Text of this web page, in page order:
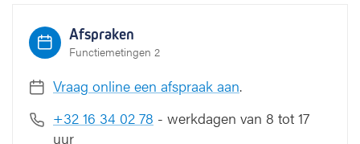
e
e
c
h
o
a
Afspraken
Functiemetingen 2
Vraag online een afspraak aan.
+32 16 34 02 78 - werkdagen van 8 tot 17
uur